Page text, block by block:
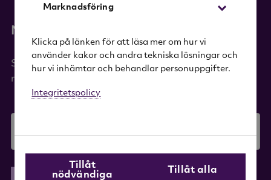
Marknadsföring
Klicka på länken för att läsa mer om hur vi
använder kakor och andra tekniska lösningar och
hur vi inhämtar och behandlar personuppgifter.
Integritetspolicy
Tillåt
nödvändiga
Tillåt alla
Nyhetsbrev
Signa upp dig på vårt nyhetsbrev och få 20%
rabatt på ditt första köp!